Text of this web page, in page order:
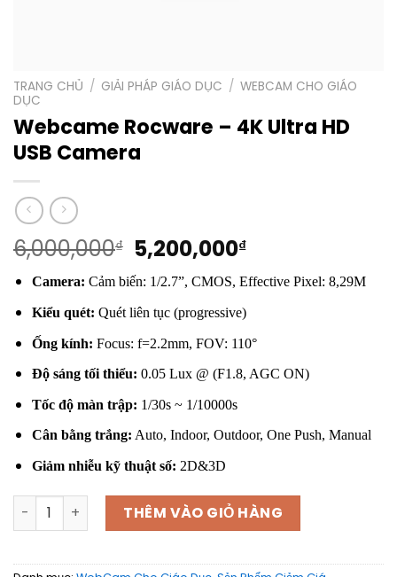
TRANG CHỦ / GIẢI PHÁP GIÁO DỤC / WEBCAM CHO GIÁO
DỤC
Webcame Rocware – 4K Ultra HD
USB Camera
6,000,000₫ Giá
gốc
là:
6,000,000₫.
5,200,000₫Giá
hiện
tại
là:
5,200,000₫.
Camera: Cảm biến: 1/2.7”, CMOS, Effective Pixel: 8,29M
Kiểu quét: Quét liên tục (progressive)
Ống kính: Focus: f=2.2mm, FOV: 110°
Độ sáng tối thiểu: 0.05 Lux @ (F1.8, AGC ON)
Tốc độ màn trập: 1/30s ~ 1/10000s
Cân bằng trắng: Auto, Indoor, Outdoor, One Push, Manual
Giảm nhiễu kỹ thuật số: 2D&3D
Webcame Rocware - 4K Ultra HD USB Camera số lượng
THÊM VÀO GIỎ HÀNG